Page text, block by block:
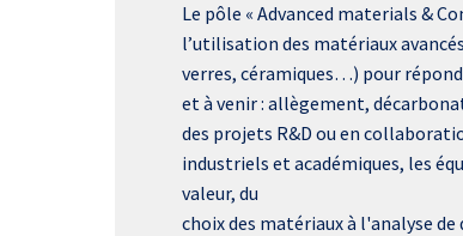
Le pôle « Advanced materials &
l’utilisation des matériaux
verres, céramiques…) pour
et à venir : allègement,
des projets R&D ou en
industriels et académiques, les
valeur, du
choix des matériaux à l'analyse